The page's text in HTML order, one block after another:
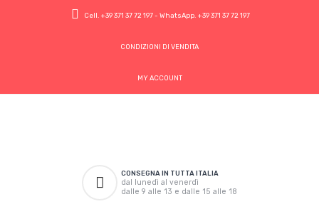
Cell. +39 371 37 72 197- WhatsApp. +39 371 37 72 197
CONDIZIONI DI VENDITA
MY ACCOUNT
CONSEGNA IN TUTTA ITALIA
dal lunedì al venerdì
dalle 9 alle 13 e dalle 15 alle 18